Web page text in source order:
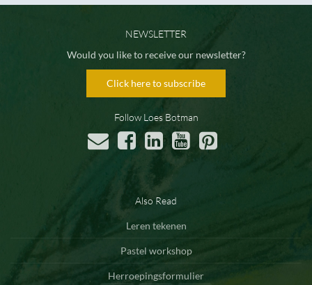
NEWSLETTER
Would you like to receive our newsletter?
Click here to subscribe
Follow Loes Botman
Also Read
Leren tekenen
Pastel workshop
Herroepingsformulier